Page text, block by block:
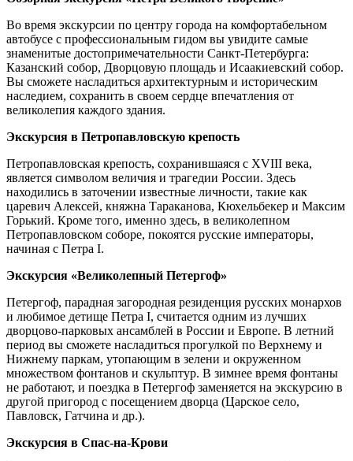
Во время экскурсии по центру города на комфортабельном
автобусе с профессиональным гидом вы увидите самые
знаменитые достопримечательности Санкт-Петербурга:
Казанский собор, Дворцовую площадь и Исаакиевский собор.
Вы сможете насладиться архитектурным и историческим
наследием, сохранить в своем сердце впечатления от
великолепия каждого здания.
Экскурсия в Петропавловскую крепость
Петропавловская крепость, сохранившаяся с XVIII века,
является символом величия и трагедии России. Здесь
находились в заточении известные личности, такие как
царевич Алексей, княжна Тараканова, Кюхельбекер и Максим
Горький. Кроме того, именно здесь, в великолепном
Петропавловском соборе, покоятся русские императоры,
начиная с Петра I.
Экскурсия «Великолепный Петергоф»
Петергоф, парадная загородная резиденция русских монархов
и любимое детище Петра I, считается одним из лучших
дворцово-парковых ансамблей в России и Европе. В летний
период вы сможете насладиться прогулкой по Верхнему и
Нижнему паркам, утопающим в зелени и окруженном
множеством фонтанов и скульптур. В зимнее время фонтаны
не работают, и поездка в Петергоф заменяется на экскурсию в
другой пригород с посещением дворца (Царское село,
Павловск, Гатчина и др.).
Экскурсия в Спас-на-Крови